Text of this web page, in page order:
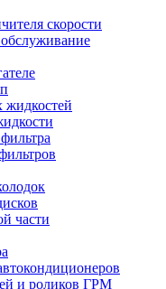
скорости
жидкостей
части
и роликов ГРМ